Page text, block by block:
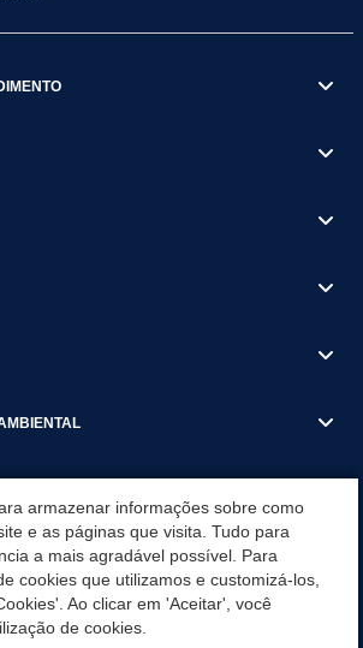
DE RECEITA MUNICIPAL
armazenar informações sobre como
e as páginas que visita. Tudo para
a mais agradável possível. Para
cookies que utilizamos e customizá-los,
Ao clicar em 'Aceitar', você
de cookies.